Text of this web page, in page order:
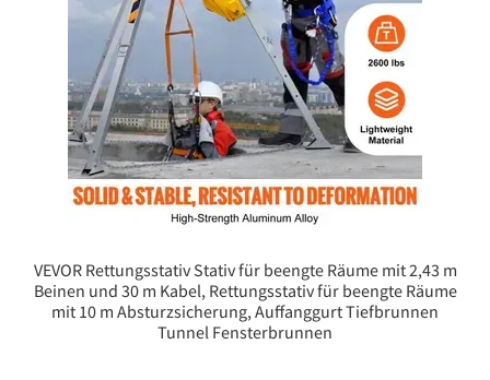
VEVOR Rettungsstativ Stativ für beengte Räume mit 2,43 m
Beinen und 30 m Kabel, Rettungsstativ für beengte Räume
mit 10 m Absturzsicherung, Auffanggurt Tiefbrunnen
Tunnel Fensterbrunnen